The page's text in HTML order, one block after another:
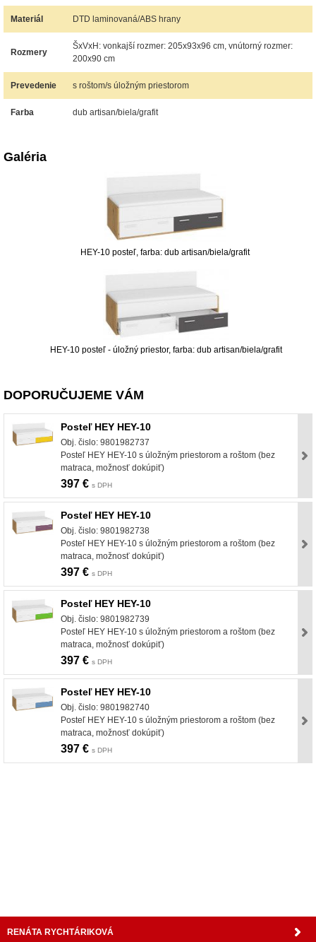
Materiál DTD laminovaná/ABS hrany
Rozmery
ŠxVxH: vonkajší rozmer: 205x93x96 cm, vnútorný rozmer:
200x90 cm
Prevedenie s roštom/s úložným priestorom
Farba dub artisan/biela/grafit
Galéria
HEY-10 posteľ, farba: dub artisan/biela/grafit
HEY-10 posteľ - úložný priestor, farba: dub artisan/biela/grafit
DOPORUČUJEME VÁM
Posteľ HEY HEY-10
Obj. čislo: 9801982737
Posteľ HEY HEY-10 s úložným priestorom a roštom (bez
matraca, možnosť dokúpiť)
397 € s DPH
Posteľ HEY HEY-10
Obj. čislo: 9801982738
Posteľ HEY HEY-10 s úložným priestorom a roštom (bez
matraca, možnosť dokúpiť)
397 € s DPH
Posteľ HEY HEY-10
Obj. čislo: 9801982739
Posteľ HEY HEY-10 s úložným priestorom a roštom (bez
matraca, možnosť dokúpiť)
397 € s DPH
Posteľ HEY HEY-10
Obj. čislo: 9801982740
Posteľ HEY HEY-10 s úložným priestorom a roštom (bez
matraca, možnosť dokúpiť)
397 € s DPH
RENÁTA RYCHTÁRIKOVÁ